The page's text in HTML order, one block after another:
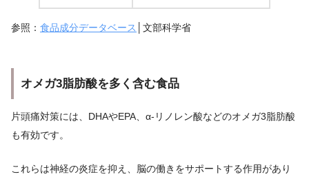
参照： 食品成分データベース │文部科学省
オメガ3脂肪酸を多く含む食品
片頭痛対策には、DHAやEPA、α-リノレン酸などのオメガ3脂肪酸
も有効です。
これらは神経の炎症を抑え、脳の働きをサポートする作用があり